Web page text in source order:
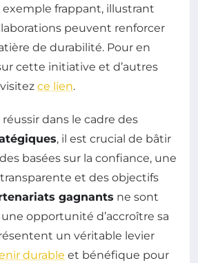
frappant, illustrant
peuvent renforcer
de durabilité. Pour en
cette initiative et d’autres
ce lien.
dans le cadre des
, il est crucial de bâtir
basées sur la confiance, une
et des objectifs
gagnants ne sont
opportunité d’accroître sa
un véritable levier
durable et bénéfique pour